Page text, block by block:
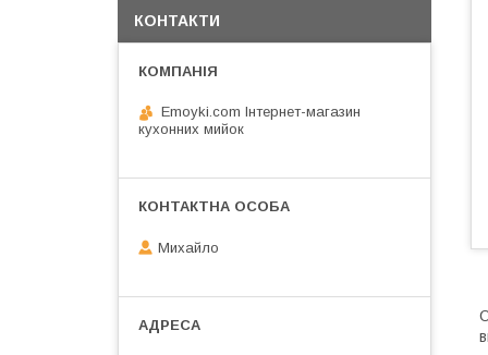
КОНТАКТИ
Emoyki.com Інтернет-магазин
кухонних мийок
Михайло